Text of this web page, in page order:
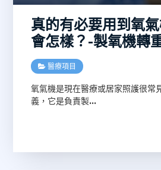
真的有必要用到氧
會怎樣？-製氧機轉
醫療項目
氧氣機是現在醫療或居家照護很常
義，它是負責製…